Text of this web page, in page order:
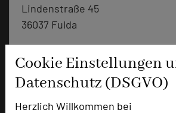
Cookie Einstellungen
Datenschutz (DSGVO)
Herzlich Willkommen bei
Lindenstraße 45
36037 Fulda
phone +49 661 8330-0
language Homepage